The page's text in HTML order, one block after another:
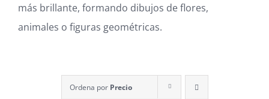
más brillante, formando dibujos de flores,
animales o figuras geométricas.
Ordena por Precio